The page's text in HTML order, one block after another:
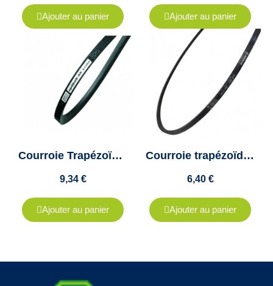
Ajouter au panier Ajouter au panier
Courroie Trapézoïdale SPZ 1077 Optibelt SK - 10x8mm
9,34 €
Ajouter au panier
Courroie trapézoïdale SPZ 762 - VECO 200 - Colmant Cuvelier
6,40 €
Ajouter au panier